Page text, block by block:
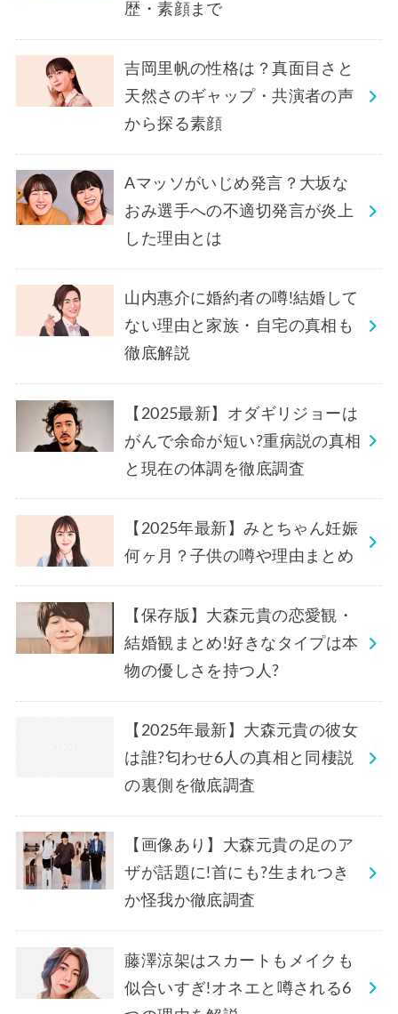
歴・素顔まで
吉岡里帆の性格は？真面目さと
天然さのギャップ・共演者の声
から探る素顔
Aマッソがいじめ発言？大坂な
おみ選手への不適切発言が炎上
した理由とは
山内惠介に婚約者の噂!結婚して
ない理由と家族・自宅の真相も
徹底解説
【2025最新】オダギリジョーは
がんで余命が短い?重病説の真相
と現在の体調を徹底調査
【2025年最新】みとちゃん妊娠
何ヶ月？子供の噂や理由まとめ
【保存版】大森元貴の恋愛観・
結婚観まとめ!好きなタイプは本
物の優しさを持つ人?
【2025年最新】大森元貴の彼女
は誰?匂わせ6人の真相と同棲説
の裏側を徹底調査
【画像あり】大森元貴の足のア
ザが話題に!首にも?生まれつき
か怪我か徹底調査
藤澤涼架はスカートもメイクも
似合いすぎ!オネエと噂される6